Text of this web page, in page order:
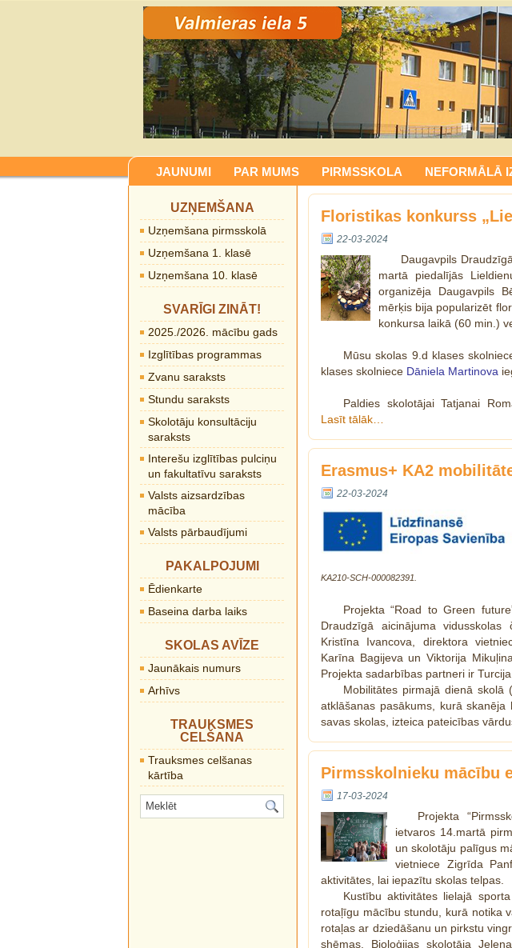
JAUNUMI PAR MUMS PIRMSSKOLA NEFORMĀLĀ
UZŅEMŠANA
Uzņemšana pirmsskolā
Uzņemšana 1. klasē
Uzņemšana 10. klasē
SVARĪGI ZINĀT!
2025./2026. mācību gads
Izglītības programmas
Zvanu saraksts
Stundu saraksts
Skolotāju konsultāciju
saraksts
Interešu izglītības pulciņu
un fakultatīvu saraksts
Valsts aizsardzības
mācība
Valsts pārbaudījumi
PAKALPOJUMI
Ēdienkarte
Baseina darba laiks
SKOLAS AVĪZE
Jaunākais numurs
Arhīvs
TRAUKSMES
CELŠANA
Trauksmes celšanas
kārtība
Floristikas konkurss
22-03-2024
Daugavpils
martā piedalījās
organizēja Daugavpils
mērķis bija popularizēt
konkursa laikā (60 min.)
Mūsu skolas 9.d klases
klases skolniece Dāniela Martinova
Paldies skolotājai Tatjanai
Lasīt tālāk…
Erasmus+ KA2
22-03-2024
KA210-SCH-000082391.
Projekta “Road to Green
Draudzīgā aicinājuma
Kristīna Ivancova, direktora
Karīna Bagijeva un Viktorija
Projekta sadarbības partneri ir
Mobilitātes pirmajā dienā skolā (
atklāšanas pasākums, kurā
savas skolas, izteica pateicības
Pirmsskolnieku mācību
17-03-2024
Projekta
ietvaros 14.martā
un skolotāju palīgus
vietniece Zigrīda
aktivitātes, lai iepazītu skolas telpas.
Kustību aktivitātes lielajā
rotaļīgu mācību stundu, kurā notika
rotaļas ar dziedāšanu un pirkstu
shēmas. Bioloģijas skolotāja